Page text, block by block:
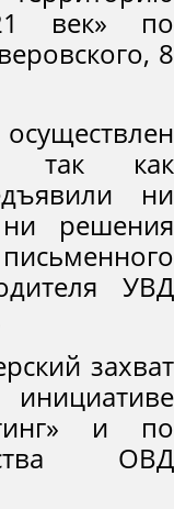
век» по
8
так как
ни
решения
УВД
захват
и по
ОВД